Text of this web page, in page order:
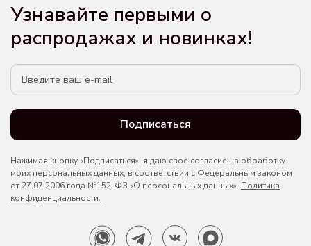
Узнавайте первыми о
распродажах и новинках!
Подписаться
Нажимая кнопку «Подписаться», я даю свое согласие на обработку
моих персональных данных, в соответствии с Федеральным законом
от 27.07.2006 года №152-ФЗ «О персональных данных». Политика
конфиденциальности.